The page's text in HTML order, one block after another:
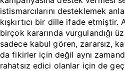
istismarcılarını desteklemek
kışkırtıcı bir dille ifade etmiştir.
birçok kararında vurgulandığı
sadece kabul gören, zararsız,
da fikirler için değil aynı
rahatsız edici olanlar için de